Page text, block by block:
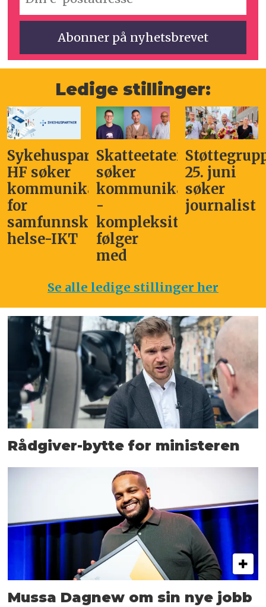
Ledige stillinger:
Sykehuspartner
HF søker
kommunikasjonssjef
for
samfunnskritisk
helse-IKT
Skatteetaten
søker
kommunikasjonsleder
-
kompleksitet
følger
med
25. juni
søker
journalist
Se alle ledige stillinger her
Rådgiver-bytte for ministeren
Mussa Dagnew om sin nye jobb